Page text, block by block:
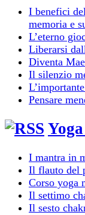
I benefici
memoria e
L’eterno
Liberarsi
Diventa
Il silenzio
Pensare
I mantra in
Il flauto del
Corso yoga
Il settimo
Il sesto